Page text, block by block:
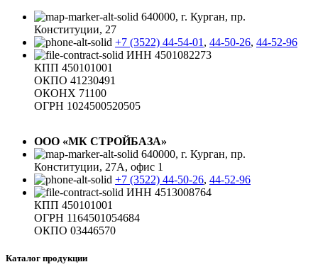
640000, г. Курган, пр.
Конституции, 27
+7 (3522) 44-54-01 , 44-50-26, 44-52-96
ИНН 4501082273
КПП 450101001
ОКПО 41230491
ОКОНХ 71100
ОГРН 1024500520505
ООО «МК СТРОЙБАЗА»
640000, г. Курган, пр.
Конституции, 27А, офис 1
+7 (3522) 44-50-26, 44-52-96
ИНН 4513008764
КПП 450101001
ОГРН 1164501054684
ОКПО 03446570
Каталог продукции